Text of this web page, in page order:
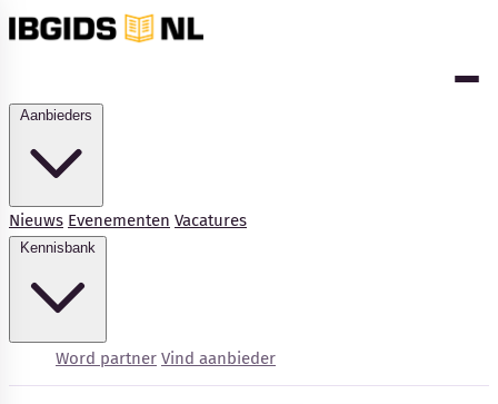
Nieuws Evenementen Vacatures
Word partner Vind aanbieder
Cybersecurity-vacatures